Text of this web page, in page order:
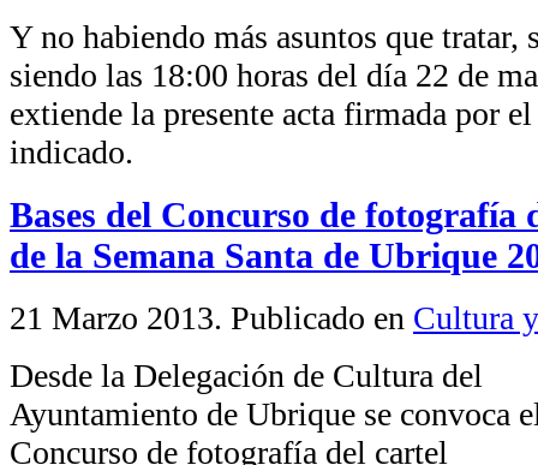
Y no habiendo más asuntos que tratar,
siendo las 18:00 horas del día 22 de
extiende la presente acta firmada por
indicado.
Bases del Concurso de fotografía
de la Semana Santa de Ubrique
21 Marzo 2013. Publicado en Cultura
Desde la Delegación de Cultura del
Ayuntamiento de Ubrique se convoca
Concurso de fotografía del cartel